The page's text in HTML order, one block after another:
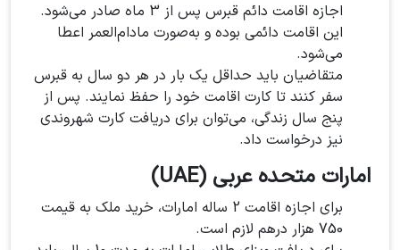
اجازه اقامت دائم قبرس پس از 3 ماه صادر می‌شود.
این اقامت دائمی بوده و به‌صورت مادام‌العمر اعطا
می‌شود.
متقاضیان باید حداقل یک بار در هر دو سال به قبرس
سفر کنند تا کارت اقامت خود را حفظ نمایند. پس از
پنج سال زندگی، می‌توان برای دریافت کارت شهروندی
نیز درخواست داد.
امارات متحده عربی (UAE)
برای اجازه اقامت 2 ساله امارات، خرید ملک به قیمت
750 هزار درهم لازم است.